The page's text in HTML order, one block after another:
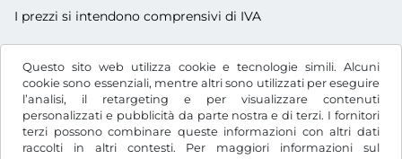
Questo sito web utilizza cookie e tecnologie simili. Alcuni
cookie sono essenziali, mentre altri sono utilizzati per eseguire
l’analisi, il retargeting e per visualizzare contenuti
personalizzati e pubblicità da parte nostra e di terzi. I fornitori
terzi possono combinare queste informazioni con altri dati
raccolti in altri contesti. Per maggiori informazioni sul
I prezzi si intendono comprensivi di IVA
€EUR